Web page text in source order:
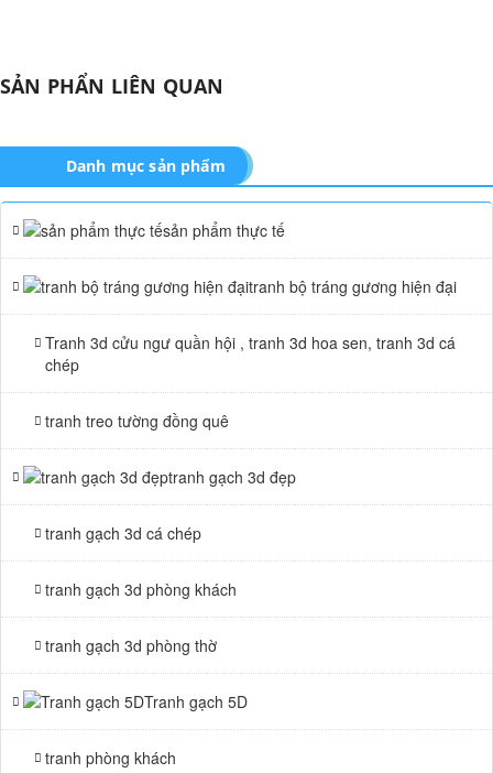
SẢN PHẨN LIÊN QUAN
Danh mục sản phẩm
sản phẩm thực tế
tranh bộ tráng gương hiện đại
Tranh 3d cửu ngư quần hội , tranh 3d hoa sen, tranh 3d cá
chép
tranh treo tường đồng quê
tranh gạch 3d đẹp
tranh gạch 3d cá chép
tranh gạch 3d phòng khách
tranh gạch 3d phòng thờ
Tranh gạch 5D
tranh phòng khách